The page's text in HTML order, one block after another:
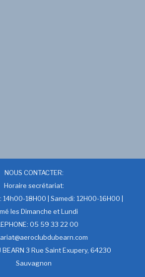
NOUS CONTACTER:
Horaire secrétariat:
18H00 | Samedi: 12H00-16H00 |
les Dimanche et Lundi
05 59 33 22 00
BEARN 3 Rue Saint Exupery, 64230
Sauvagnon